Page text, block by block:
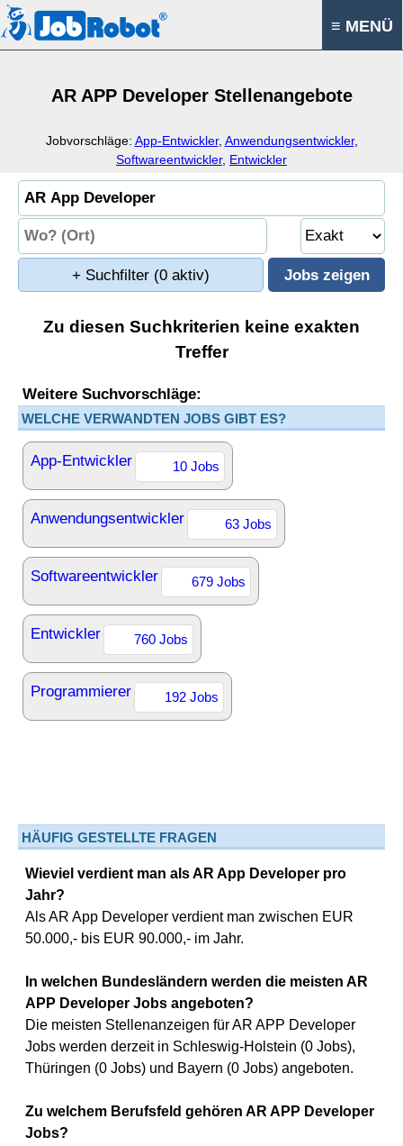
≡ MENÜ
AR APP Developer Stellenangebote
Jobvorschläge: App-Entwickler, Anwendungsentwickler,
Softwareentwickler, Entwickler
+ Suchfilter (0 aktiv)
Zu diesen Suchkriterien keine exakten
Treffer
Weitere Suchvorschläge:
WELCHE VERWANDTEN JOBS GIBT ES?
App-Entwickler 10 Jobs
Anwendungsentwickler 63 Jobs
Softwareentwickler 679 Jobs
Entwickler 760 Jobs
Programmierer 192 Jobs
HÄUFIG GESTELLTE FRAGEN
Wieviel verdient man als AR App Developer pro
Jahr?
Als AR App Developer verdient man zwischen EUR
50.000,- bis EUR 90.000,- im Jahr.
In welchen Bundesländern werden die meisten AR
APP Developer Jobs angeboten?
Die meisten Stellenanzeigen für AR APP Developer
Jobs werden derzeit in Schleswig-Holstein (0 Jobs),
Thüringen (0 Jobs) und Bayern (0 Jobs) angeboten.
Zu welchem Berufsfeld gehören AR APP Developer
Jobs?